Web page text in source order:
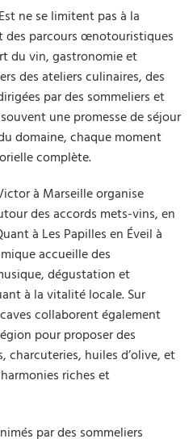
ne se limitent pas à la
des parcours œnotouristiques
du vin, gastronomie et
des ateliers culinaires, des
par des sommeliers et
une promesse de séjour
domaine, chaque moment
complète.
à Marseille organise
des accords mets-vins, en
à Les Papilles en Éveil à
accueille des
dégustation et
à la vitalité locale. Sur
collaborent également
pour proposer des
charcuteries, huiles d’olive, et
riches et
par des sommeliers